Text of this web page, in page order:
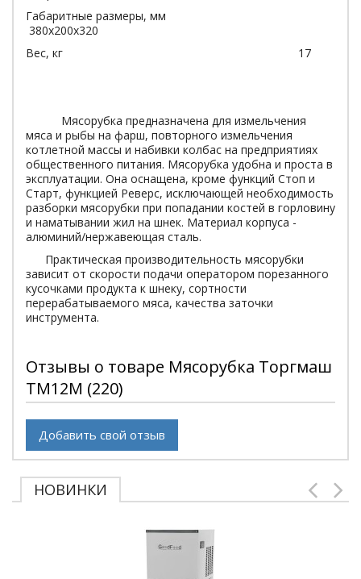
Габаритные размеры, мм
380х200х320
Вес, кг 17
Мясорубка предназначена для измельчения
мяса и рыбы на фарш, повторного измельчения
котлетной массы и набивки колбас на предприятиях
общественного питания. Мясорубка удобна и проста в
эксплуатации. Она оснащена, кроме функций Стоп и
Старт, функцией Реверс, исключающей необходимость
разборки мясорубки при попадании костей в горловину
и наматывании жил на шнек. Материал корпуса -
алюминий/нержавеющая сталь.
Практическая производительность мясорубки
зависит от скорости подачи оператором порезанного
кусочками продукта к шнеку, сортности
перерабатываемого мяса, качества заточки
инструмента.
Отзывы о товаре Мясорубка Торгмаш
ТМ12М (220)
Добавить свой отзыв
НОВИНКИ